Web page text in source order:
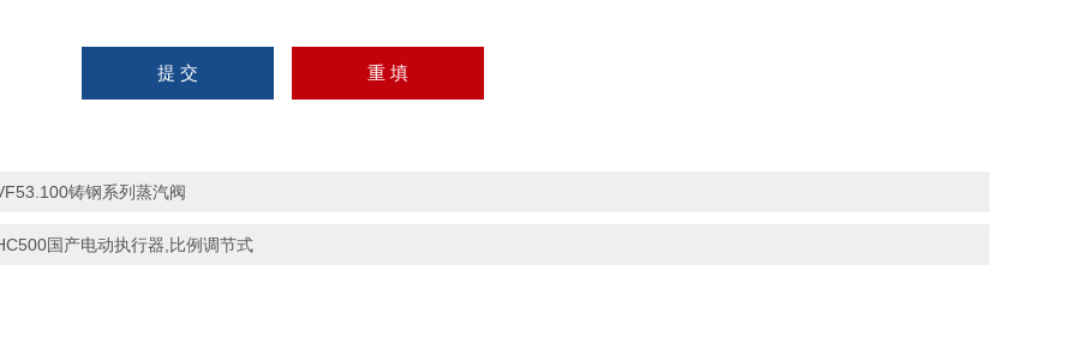
铸钢系列蒸汽阀
国产电动执行器,比例调节式